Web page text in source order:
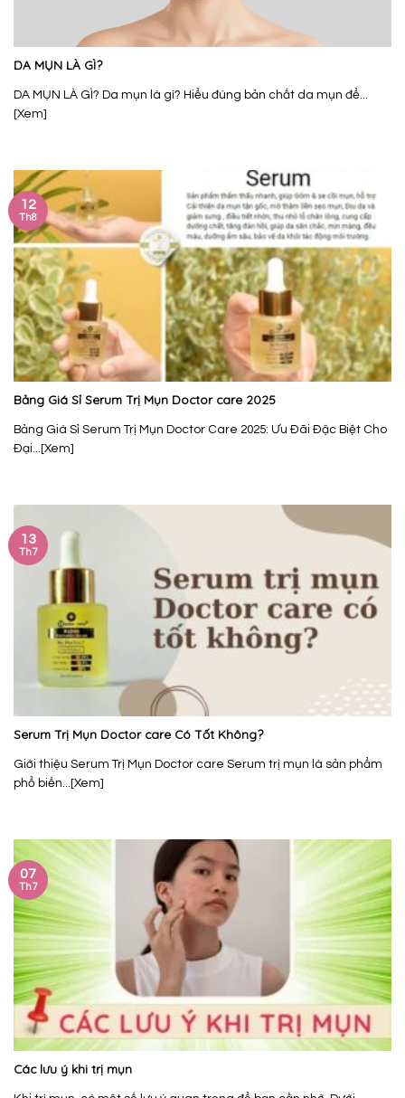
DA MỤN LÀ GÌ?
DA MỤN LÀ GÌ? Da mụn là gì? Hiểu đúng bản chất da mụn để...
[Xem]
Bảng Giá Sỉ Serum Trị Mụn Doctor care 2025
Bảng Giá Sỉ Serum Trị Mụn Doctor Care 2025: Ưu Đãi Đặc Biệt Cho
Đại...[Xem]
12
Th8
Serum Trị Mụn Doctor care Có Tốt Không?
Giới thiệu Serum Trị Mụn Doctor care Serum trị mụn là sản phẩm
phổ biến...[Xem]
13
Th7
Các lưu ý khi trị mụn
07
Th7